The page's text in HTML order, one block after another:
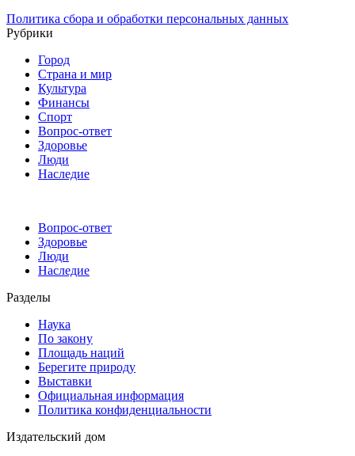
Политика сбора и обработки персональных данных
Рубрики
Город
Страна и мир
Культура
Финансы
Спорт
Вопрос-ответ
Здоровье
Люди
Наследие
Вопрос-ответ
Здоровье
Люди
Наследие
Разделы
Наука
По закону
Площадь наций
Берегите природу
Выставки
Официальная информация
Политика конфиденциальности
Издательский дом